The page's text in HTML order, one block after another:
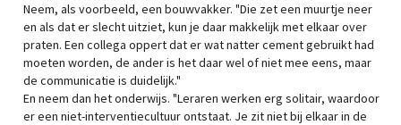
Neem, als voorbeeld, een bouwvakker. "Die zet een muurtje neer
en als dat er slecht uitziet, kun je daar makkelijk met elkaar over
praten. Een collega oppert dat er wat natter cement gebruikt had
moeten worden, de ander is het daar wel of niet mee eens, maar
de communicatie is duidelijk."
En neem dan het onderwijs. "Leraren werken erg solitair, waardoor
er een niet-interventiecultuur ontstaat. Je zit niet bij elkaar in de